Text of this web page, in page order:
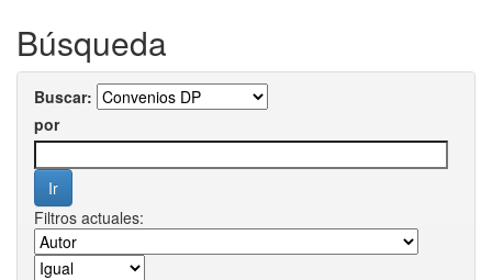
Búsqueda
Buscar:
por
Filtros actuales: